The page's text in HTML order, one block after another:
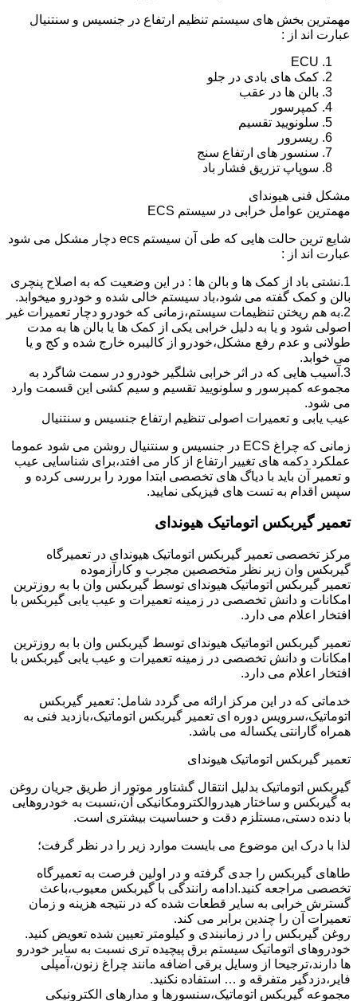
مهمترین بخش های سیستم تنظیم ارتفاع در جنسیس و سنتنیال
عبارت اند از :
ECU
کمک های بادی در جلو
بالن ها در عقب
کمپرسور
سلونویید تقسیم
ریسرور
سنسور های ارتفاع سنج
سوپاپ تزریق فشار باد
مشکل فنی هیوندای
مهمترین عوامل خرابی در سیستم ECS
شایع ترین حالت هایی که طی آن سیستم ecs دچار مشکل می شود
عبارت اند از :
1.نشتی باد از کمک ها و بالن ها : در این وضعیت که به اصلاح پنچری
بالن و کمک گفته می شود،باد سیستم خالی شده و خودرو میخوابد.
2.به هم ریختن تنظیمات سیستم،زمانی که خودرو دچار تعمیرات غیر
اصولی شود و یا به دلیل خرابی یکی از کمک ها یا بالن ها به مدت
طولانی و عدم رفع مشکل،خودرو از کالیبره خارج شده و کج و یا
می خوابد.
3.آسیب هایی که در اثر خرابی شلگیر خودرو در سمت شاگرد به
مجموعه کمپرسور و سلونویید تقسیم و سیم کشی این قسمت وارد
می شود.
عیب یابی و تعمیرات اصولی تنظیم ارتفاع جنسیس و سنتنیال
زمانی که چراغ ECS در جنسیس و سنتنیال روشن می شود عموما
عملکرد دکمه های تغییر ارتفاع از کار می افتد،برای شناسایی عیب
و تعمیر آن باید با دیاگ های تخصصی ابتدا مورد را بررسی کرده و
سپس اقدام به تست های فیزیکی نمایید.
تعمیر گیربکس اتوماتیک هیوندای
مرکز تخصصی تعمیر گیربکس اتوماتیک هیوندای در تعمیرگاه
گیربکس وان زیر نظر متخصصین مجرب و کارآزموده
تعمیر گیربکس اتوماتیک هیوندای توسط گیربکس وان با به روزترین
امکانات و دانش تخصصی در زمینه تعمیرات و عیب یابی گیربکس با
افتخار اعلام می دارد.
تعمیر گیربکس اتوماتیک هیوندای توسط گیربکس وان با به روزترین
امکانات و دانش تخصصی در زمینه تعمیرات و عیب یابی گیربکس با
افتخار اعلام می دارد.
خدماتی که در این مرکز ارائه می گردد شامل: تعمیر گیربکس
اتوماتیک،سرویس دوره ای تعمیر گیربکس اتوماتیک،بازدید فنی به
همراه گارانتی یکساله می باشد.
تعمیر گیربکس اتوماتیک هیوندای
گیربکس اتوماتیک بدلیل انتقال گشتاور موتور از طریق جریان روغن
به گیربکس و ساختار هیدروالکترومکانیکی آن،نسبت به خودروهایی
با دنده دستی،مستلزم دقت و حساسیت بیشتری است.
لذا با درک این موضوع می بایست موارد زیر را در نظر گرفت؛
طاهای گیربکس را جدی گرفته و در اولین فرصت به تعمیرگاه
تخصصی مراجعه کنید.ادامه رانندگی با گیربکس معیوب،باعث
گسترش خرابی به سایر قطعات شده که در نتیجه هزینه و زمان
تعمیرات آن را چندین برابر می کند.
روغن گیربکس را در زمانبندی و کیلومتر تعیین شده تعویض کنید.
خودروهای اتوماتیک سیستم برق پیچیده تری نسبت به سایر خودرو
ها دارند،ترجیحا از وسایل برقی اضافه مانند چراغ زنون،آمپلی
فایر،دزدگیر متفرقه و … استفاده نکنید.
مجموعه گیربکس اتوماتیک،سنسورها و مدارهای الکترونیکی